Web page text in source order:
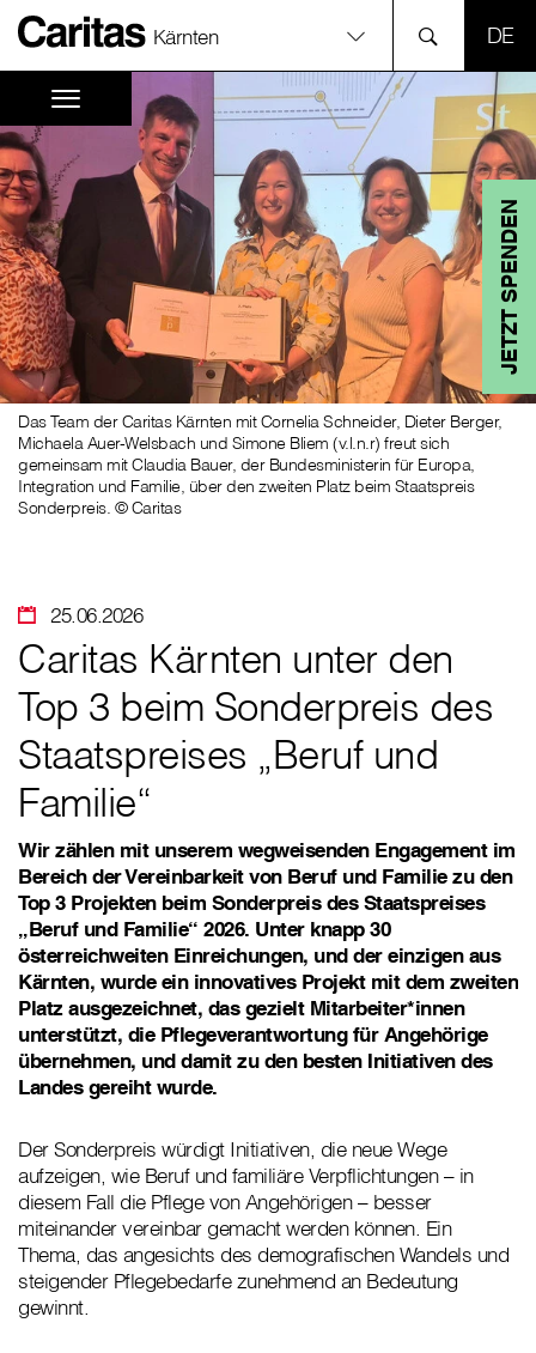
Kärnten
JETZT SPENDEN
Das Team der Caritas Kärnten mit Cornelia Schneider, Dieter Berger,
Michaela Auer-Welsbach und Simone Bliem (v.l.n.r) freut sich
gemeinsam mit Claudia Bauer, der Bundesministerin für Europa,
Integration und Familie, über den zweiten Platz beim Staatspreis
Sonderpreis. © Caritas
25.06.2026
Caritas Kärnten unter den
Top 3 beim Sonderpreis des
Staatspreises „Beruf und
Familie“
Wir zählen mit unserem wegweisenden Engagement im
Bereich der Vereinbarkeit von Beruf und Familie zu den
Top 3 Projekten beim Sonderpreis des Staatspreises
„Beruf und Familie“ 2026. Unter knapp 30
österreichweiten Einreichungen, und der einzigen aus
Kärnten, wurde ein innovatives Projekt mit dem zweiten
Platz ausgezeichnet, das gezielt Mitarbeiter*innen
unterstützt, die Pflegeverantwortung für Angehörige
übernehmen, und damit zu den besten Initiativen des
Landes gereiht wurde.
Der Sonderpreis würdigt Initiativen, die neue Wege
aufzeigen, wie Beruf und familiäre Verpflichtungen – in
diesem Fall die Pflege von Angehörigen – besser
miteinander vereinbar gemacht werden können. Ein
Thema, das angesichts des demografischen Wandels und
steigender Pflegebedarfe zunehmend an Bedeutung
gewinnt.